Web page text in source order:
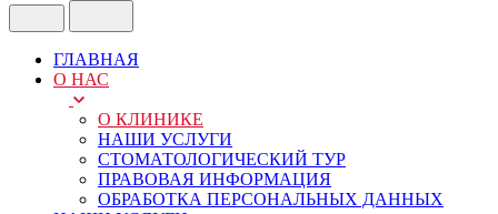
ГЛАВНАЯ
О НАС
О КЛИНИКЕ
НАШИ УСЛУГИ
СТОМАТОЛОГИЧЕСКИЙ ТУР
ПРАВОВАЯ ИНФОРМАЦИЯ
ОБРАБОТКА ПЕРСОНАЛЬНЫХ ДАННЫХ